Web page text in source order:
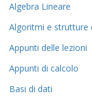
Algebra Lineare
Algoritmi e strutture
Appunti delle lezioni
Appunti di calcolo
Basi di dati